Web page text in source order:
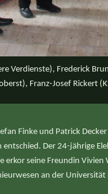
Verdienste), Frederick
Franz-Josef Rickert
Finke und Patrick
Der 24-jährige
seine Freundin Vivien
an der Universität